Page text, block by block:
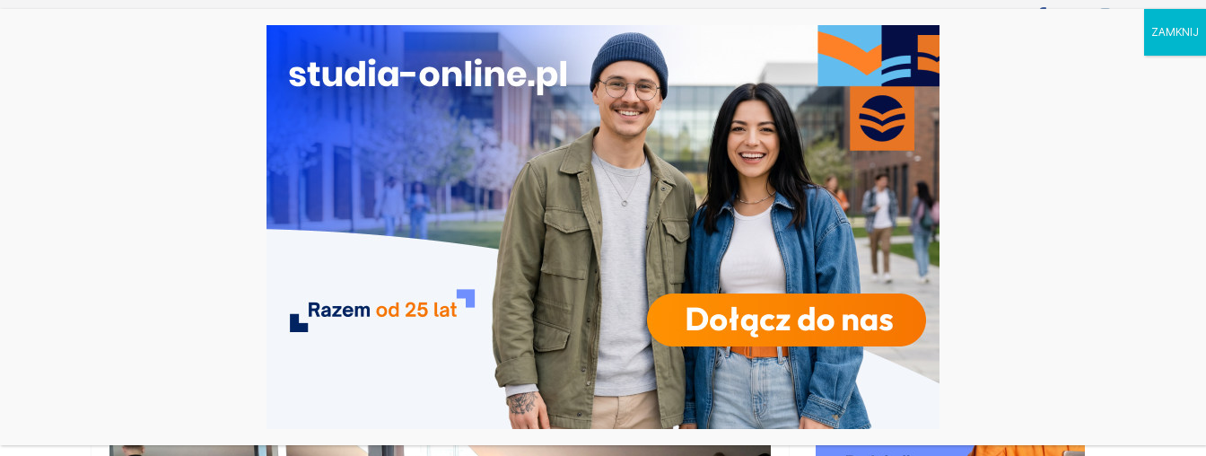
Studia ścisłe w Opolu
Technika rolnicza i agrotronika w Lublinie
Fizjoterapia we Włocławku
Psychologia w biznesie w Szczecinie
UCZELNIE KIERUNKI RODZAJE STUDIÓW REKRUTACJA DRZWI OTWARTE TOP STUDIA KALENDARZ